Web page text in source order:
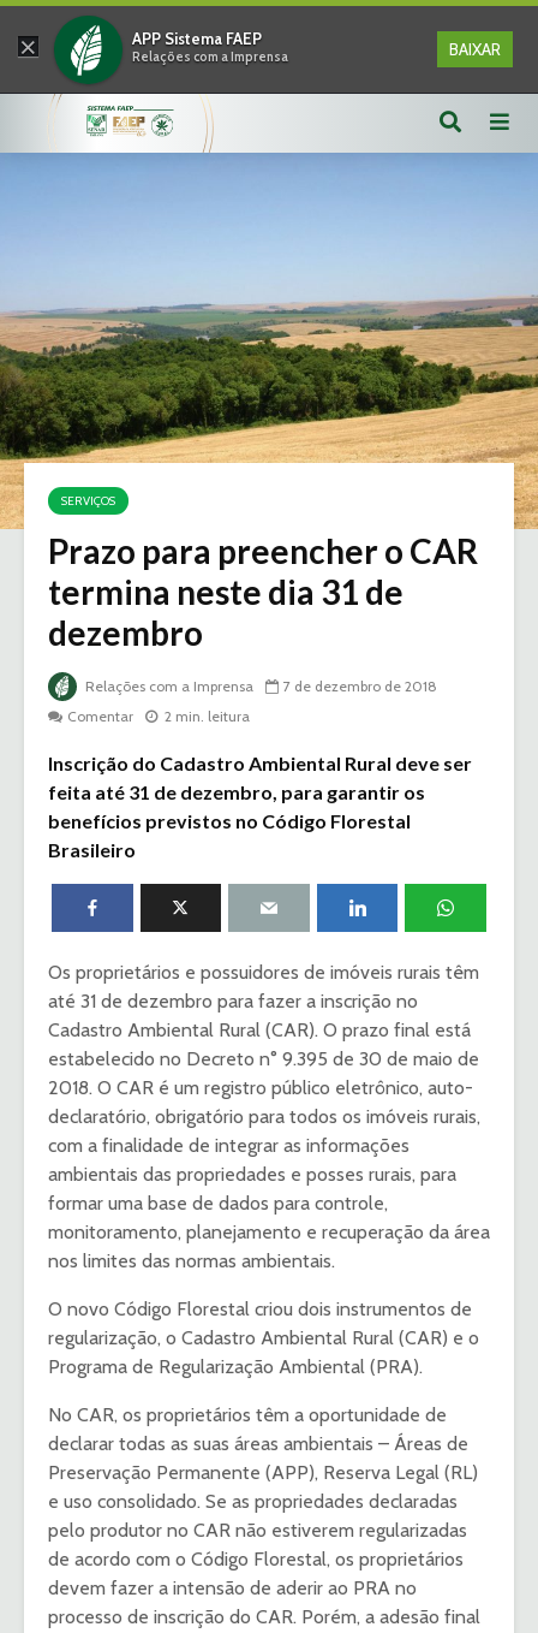
× APP Sistema FAEP
Relações com a Imprensa BAIXAR
SERVIÇOS
Prazo para preencher o CAR
termina neste dia 31 de
dezembro
Relações com a Imprensa
7 de dezembro de 2018
Comentar
2 min. leitura
Inscrição do Cadastro Ambiental Rural deve ser
feita até 31 de dezembro, para garantir os
benefícios previstos no Código Florestal
Brasileiro
Os proprietários e possuidores de imóveis rurais têm
até 31 de dezembro para fazer a inscrição no
Cadastro Ambiental Rural (CAR). O prazo final está
estabelecido no Decreto n° 9.395 de 30 de maio de
2018. O CAR é um registro público eletrônico, auto-
declaratório, obrigatório para todos os imóveis rurais,
com a finalidade de integrar as informações
ambientais das propriedades e posses rurais, para
formar uma base de dados para controle,
monitoramento, planejamento e recuperação da área
nos limites das normas ambientais.
O novo Código Florestal criou dois instrumentos de
regularização, o Cadastro Ambiental Rural (CAR) e o
Programa de Regularização Ambiental (PRA).
No CAR, os proprietários têm a oportunidade de
declarar todas as suas áreas ambientais – Áreas de
Preservação Permanente (APP), Reserva Legal (RL)
e uso consolidado. Se as propriedades declaradas
pelo produtor no CAR não estiverem regularizadas
de acordo com o Código Florestal, os proprietários
devem fazer a intensão de aderir ao PRA no
processo de inscrição do CAR. Porém, a adesão final